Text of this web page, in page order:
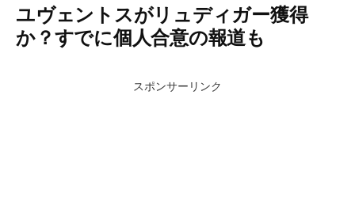
ユヴェントスがリュディガー獲得
か？すでに個人合意の報道も
スポンサーリンク